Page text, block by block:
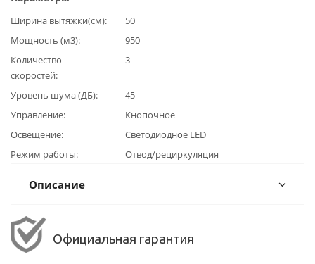
Ширина вытяжки(см)
50
Мощность (м3)
950
Количество
скоростей
3
Уровень шума (ДБ)
45
Управление
Кнопочное
Освещение
Светодиодное LED
Режим работы
Отвод/рециркуляция
Описание
Официальная гарантия